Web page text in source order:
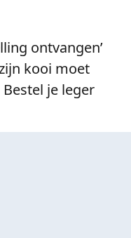
ontvangen’
kooi moet
je leger